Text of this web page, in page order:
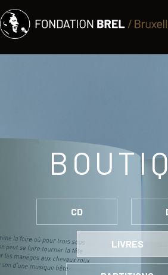
CD
LIVRES